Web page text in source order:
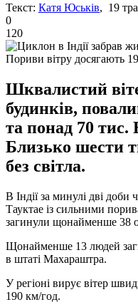
Текст: Катя Юськів, 19
0
120
Пориви вітру досягають
Шквалистий
будинків,
та понад 70 тис.
Близько шести
без світла.
В Індії за минулі дві
Тауктае із сильними
загинули щонайменше 38
Щонайменше 13 людей
в штаті Махараштра.
У регіоні вирує вітер
190 км/год.